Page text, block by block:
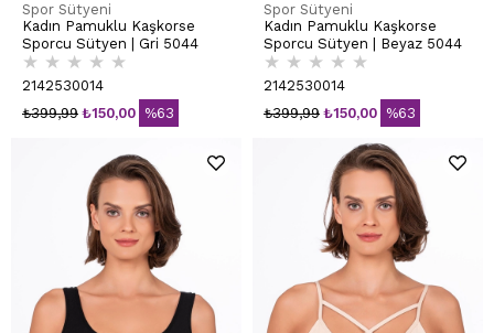
Spor Sütyeni
Kadın Pamuklu Kaşkorse
Sporcu Sütyen | Gri 5044
★ ★ ★ ★ ★
2142530014
₺150,00
₺399,99 %63
Spor Sütyeni
Kadın Pamuklu Kaşkorse
Sporcu Sütyen | Beyaz 5044
★ ★ ★ ★ ★
2142530014
₺150,00
₺399,99 %63